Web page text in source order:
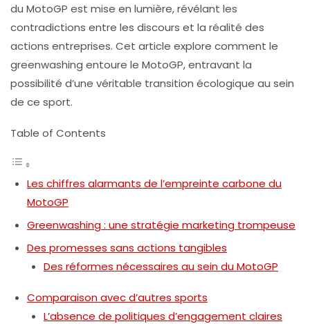
du MotoGP est mise en lumière, révélant les
contradictions entre les discours et la réalité des
actions entreprises. Cet article explore comment le
greenwashing entoure le MotoGP, entravant la
possibilité d’une véritable transition écologique au sein
de ce sport.
Table of Contents
Les chiffres alarmants de l’empreinte carbone du
MotoGP
Greenwashing : une stratégie marketing trompeuse
Des promesses sans actions tangibles
Des réformes nécessaires au sein du MotoGP
Comparaison avec d’autres sports
L’absence de politiques d’engagement claires